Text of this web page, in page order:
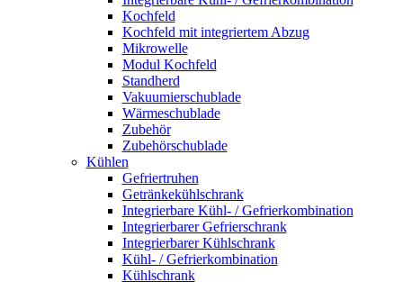
Kochfeld
Kochfeld mit integriertem Abzug
Mikrowelle
Modul Kochfeld
Standherd
Vakuumierschublade
Wärmeschublade
Zubehör
Zubehörschublade
Kühlen
Gefriertruhen
Getränkekühlschrank
Integrierbare Kühl- / Gefrierkombination
Integrierbarer Gefrierschrank
Integrierbarer Kühlschrank
Kühl- / Gefrierkombination
Kühlschrank